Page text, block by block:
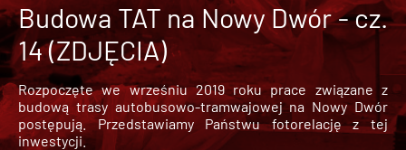
Budowa TAT na Nowy Dwór - cz.
14 (ZDJĘCIA)
Rozpoczęte we wrześniu 2019 roku prace związane z
budową trasy autobusowo-tramwajowej na Nowy Dwór
postępują. Przedstawiamy Państwu fotorelację z tej
inwestycji.